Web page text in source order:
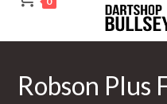
Robson Plus